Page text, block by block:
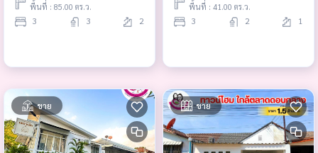
พื้นที่ : 85.00 ตร.ว.
3 3 2
พื้นที่ : 41.00 ตร.ว.
3 2 1
ขาย ขาย